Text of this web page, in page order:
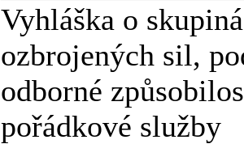
Vyhláška o
ozbrojených sil,
odborné
pořádkové služby